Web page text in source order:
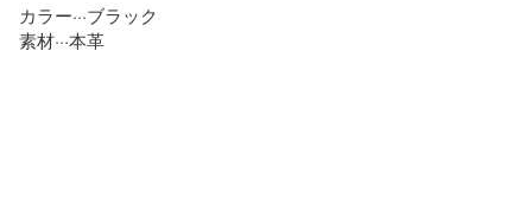
カラー···ブラック
素材···本革